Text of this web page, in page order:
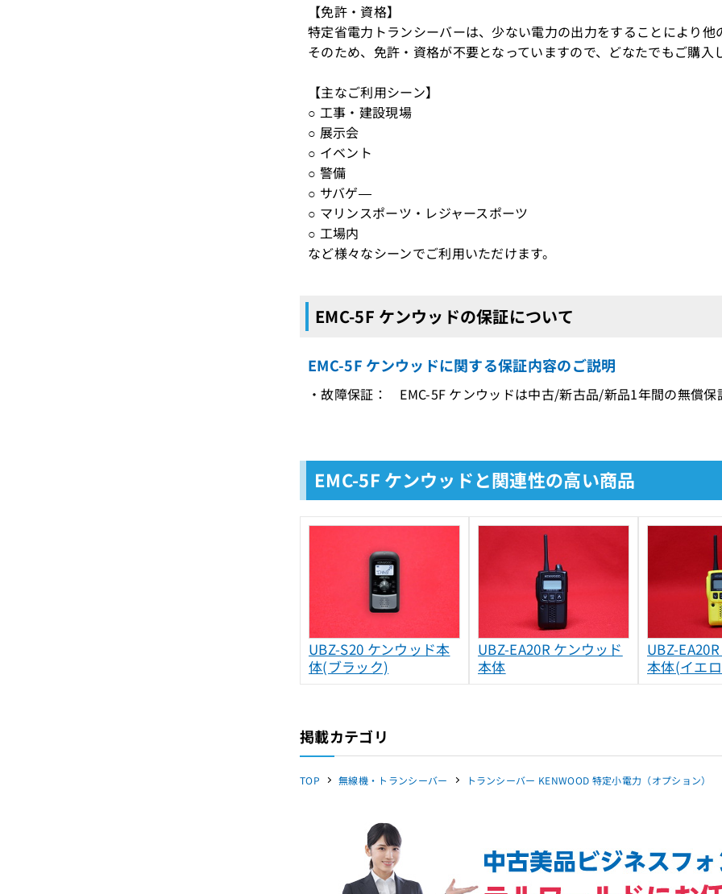
【免許・資格】
特定省電力トランシーバーは、少ない電力の出力をすることにより他
そのため、免許・資格が不要となっていますので、どなたでもご購入
【主なご利用シーン】
○ 工事・建設現場
○ 展示会
○ イベント
○ 警備
○ サバゲ―
○ マリンスポーツ・レジャースポーツ
○ 工場内
など様々なシーンでご利用いただけます。
EMC-5F ケンウッドの保証について
EMC-5F ケンウッドに関する保証内容のご説明
・故障保証： EMC-5F ケンウッドは中古/新古品/新品1年間の無償保
EMC-5F ケンウッドと関連性の高い商品
UBZ-S20 ケンウッド本
体(ブラック)
UBZ-EA20R ケンウッド
本体
UBZ-
本体(イエ
掲載カテゴリ
TOP 無線機・トランシーバー トランシーバー KENWOOD 特定小電力（オプション）